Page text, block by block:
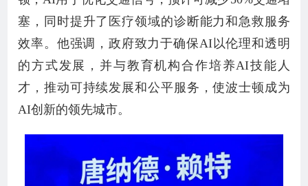
塞，同时提升了医疗领域的诊断能力和急救服务
效率。他强调，政府致力于确保AI以伦理和透明
的方式发展，并与教育机构合作培养AI技能人
才，推动可持续发展和公平服务，使波士顿成为
AI创新的领先城市。